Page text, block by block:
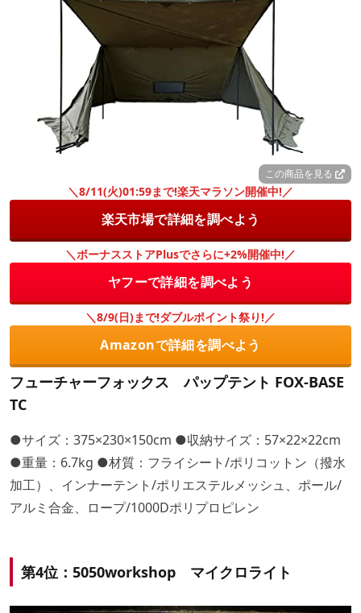
この商品を見る
＼8/11(火)01:59まで!楽天マラソン開催中!／
楽天市場で詳細を調べよう
＼ボーナスストアPlusでさらに+2%開催中!／
ヤフーで詳細を調べよう
＼8/9(日)まで!ダブルポイント祭り!／
Amazonで詳細を調べよう
フューチャーフォックス パップテント FOX-BASE
TC
●サイズ：375×230×150cm ●収納サイズ：57×22×22cm
●重量：6.7kg ●材質：フライシート/ポリコットン（撥水
加工）、インナーテント/ポリエステルメッシュ、ポール/
アルミ合金、ロープ/1000Dポリプロピレン
第4位：5050workshop マイクロライト